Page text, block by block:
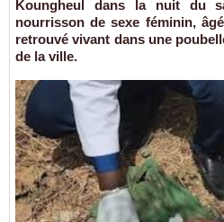
Koungheul dans la nuit du
nourrisson de sexe féminin,
retrouvé vivant dans une
de la ville.